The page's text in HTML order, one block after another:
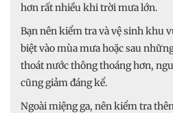
hơn rất nhiều khi trời mưa lớn.
Bạn nên kiểm tra và vệ sinh khu
biệt vào mùa mưa hoặc sau
thoát nước thông thoáng hơn,
cũng giảm đáng kể.
Ngoài miệng ga, nên kiểm tra